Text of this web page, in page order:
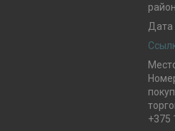
Дата
+375